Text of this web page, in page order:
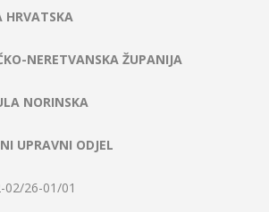
HRVATSKA
NERETVANSKA ŽUPANIJA
NORINSKA
UPRAVNI ODJEL
02/26-01/01